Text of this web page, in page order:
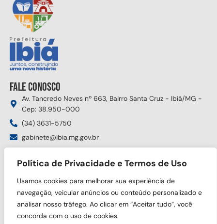
Política de Privacidade e Termos de Uso
Usamos cookies para melhorar sua experiência de
navegação, veicular anúncios ou conteúdo personalizado e
analisar nosso tráfego. Ao clicar em “Aceitar tudo”, você
concorda com o uso de cookies.
Fale conosco
Av. Tancredo Neves nº 663, Bairro Santa Cruz - Ibiá/MG -
Cep: 38.950-000
(34) 3631-5750
gabinete@ibia.mg.gov.br